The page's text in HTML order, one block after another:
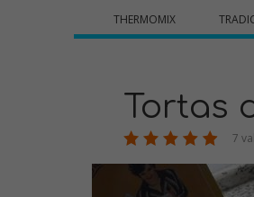
THERMOMIX
Tortas
7